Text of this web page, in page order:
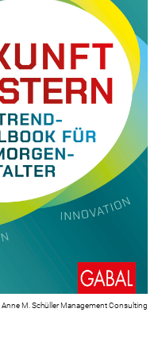
Anne M. Schüller Management Consulting